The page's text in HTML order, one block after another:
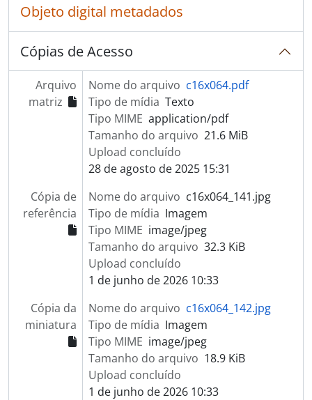
Objeto digital metadados
Cópias de Acesso
Arquivo
matriz
Nome do arquivo c16x064.pdf
Tipo de mídia Texto
Tipo MIME application/pdf
Tamanho do arquivo 21.6 MiB
Upload concluído
28 de agosto de 2025 15:31
Cópia de
referência
Nome do arquivo c16x064_141.jpg
Tipo de mídia Imagem
Tipo MIME image/jpeg
Tamanho do arquivo 32.3 KiB
Upload concluído
1 de junho de 2026 10:33
Cópia da
miniatura
Nome do arquivo c16x064_142.jpg
Tipo de mídia Imagem
Tipo MIME image/jpeg
Tamanho do arquivo 18.9 KiB
Upload concluído
1 de junho de 2026 10:33